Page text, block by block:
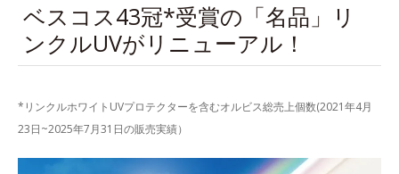
ベスコス43冠*受賞の「名品」リ
ンクルUVがリニューアル！
*リンクルホワイトUVプロテクターを含むオルビス総売上個数(2021年4月
23日~2025年7月31日の販売実績）